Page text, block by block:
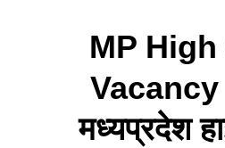
MP
Vacancy
मध्यप्रदेश